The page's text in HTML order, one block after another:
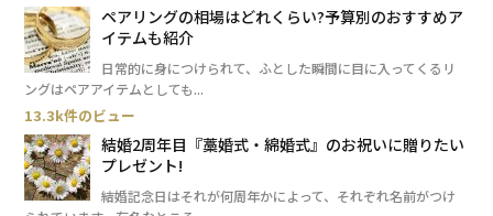
ペアリングの相場はどれくらい?予算別のおすすめア
イテムも紹介
日常的に身につけられて、ふとした瞬間に目に入ってくるリ
ングはペアアイテムとしても...
13.3k件のビュー
結婚2周年目『藁婚式・綿婚式』のお祝いに贈りたい
プレゼント!
結婚記念日はそれが何周年かによって、それぞれ名前がつけ